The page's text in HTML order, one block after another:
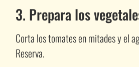
3. Prepara los
Corta los tomates en mitades y el
Reserva.